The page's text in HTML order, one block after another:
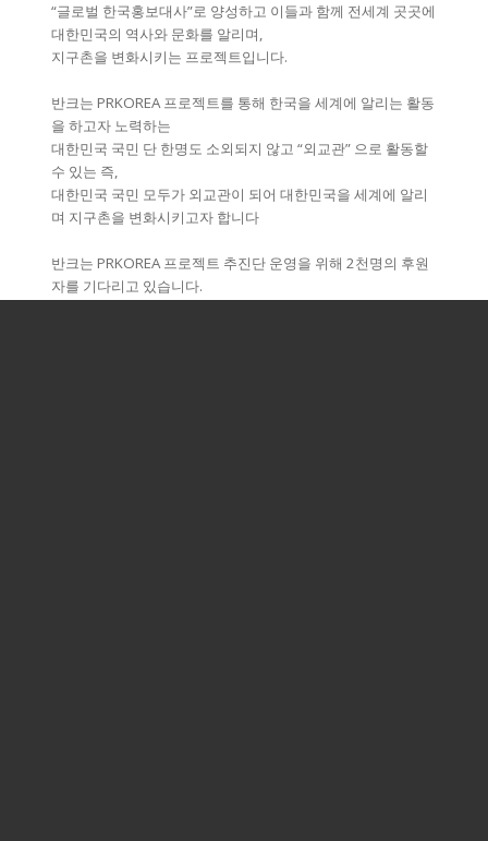
“글로벌 한국홍보대사”로 양성하고 이들과 함께 전세계 곳곳에
대한민국의 역사와 문화를 알리며,
지구촌을 변화시키는 프로젝트입니다.
반크는 PRKOREA 프로젝트를 통해 한국을 세계에 알리는 활동
을 하고자 노력하는
대한민국 국민 단 한명도 소외되지 않고 “외교관” 으로 활동할
수 있는 즉,
대한민국 국민 모두가 외교관이 되어 대한민국을 세계에 알리
며 지구촌을 변화시키고자 합니다
반크는 PRKOREA 프로젝트 추진단 운영을 위해 2천명의 후원
자를 기다리고 있습니다.